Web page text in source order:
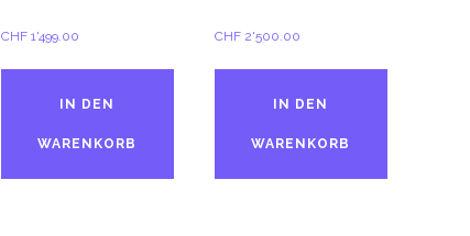
CHF1'499.00
IN DEN
WARENKORB
CHF2'500.00
IN DEN
WARENKORB